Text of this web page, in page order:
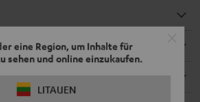
eine Region, um Inhalte für
sehen und online einzukaufen.
LITAUEN